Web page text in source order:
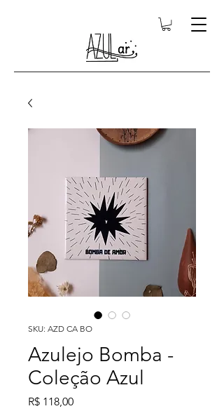
SKU: AZD CA BO
Azulejo Bomba -
Coleção Azul
R$ 118,00Preço